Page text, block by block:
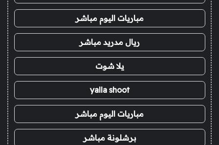
مباريات اليوم مباشر
ريال مدريد مباشر
يلا شوت
yalla shoot
مباريات اليوم مباشر
برشلونة مباشر